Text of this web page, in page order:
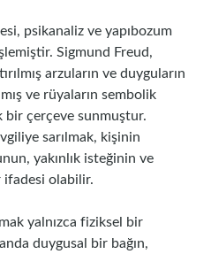
psikanaliz ve yapıbozum
Sigmund Freud,
arzuların ve duyguların
ve rüyaların sembolik
bir çerçeve sunmuştur.
sarılmak, kişinin
yakınlık isteğinin ve
ifadesi olabilir.
yalnızca fiziksel bir
duygusal bir bağın,